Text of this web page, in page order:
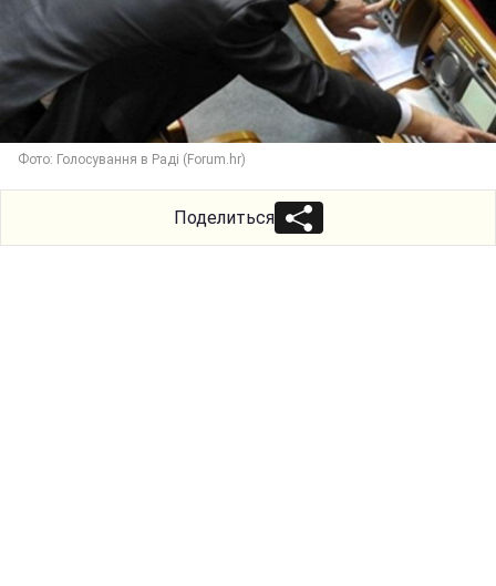
Фото: Голосування в Раді (Forum.hr)
Поделиться